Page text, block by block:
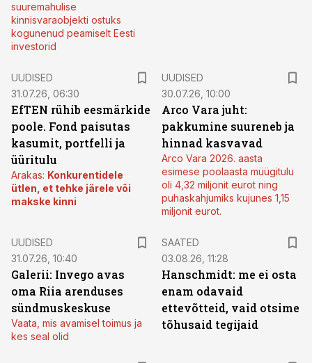
suuremahulise
kinnisvaraobjekti ostuks
kogunenud peamiselt Eesti
investorid
UUDISED
31.07.26, 06:30
EfTEN rühib eesmärkide
poole. Fond paisutas
kasumit, portfelli ja
üüritulu
Arakas: Konkurentidele
ütlen, et tehke järele või
makske kinni
UUDISED
30.07.26, 10:00
Arco Vara juht:
pakkumine suureneb ja
hinnad kasvavad
Arco Vara 2026. aasta
esimese poolaasta müügitulu
oli 4,32 miljonit eurot ning
puhaskahjumiks kujunes 1,15
miljonit eurot.
UUDISED
31.07.26, 10:40
Galerii: Invego avas
oma Riia arenduses
sündmuskeskuse
Vaata, mis avamisel toimus ja
kes seal olid
SAATED
03.08.26, 11:28
Hanschmidt: me ei osta
enam odavaid
ettevõtteid, vaid otsime
tõhusaid tegijaid